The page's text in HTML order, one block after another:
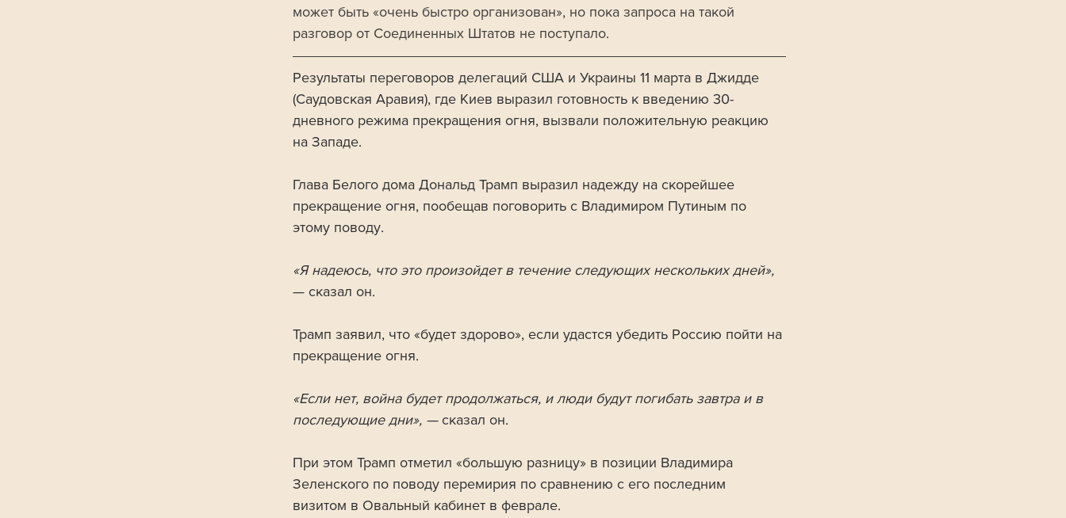
может быть «очень быстро организован», но пока запроса на такой
разговор от Соединенных Штатов не поступало.
Результаты переговоров делегаций США и Украины 11 марта в Джидде
(Саудовская Аравия), где Киев выразил готовность к введению 30-
дневного режима прекращения огня, вызвали положительную реакцию
на Западе.
Глава Белого дома Дональд Трамп выразил надежду на скорейшее
прекращение огня, пообещав поговорить с Владимиром Путиным по
этому поводу.
«Я надеюсь, что это произойдет в течение следующих нескольких дней»,
— сказал он.
Трамп заявил, что «будет здорово», если удастся убедить Россию пойти на
прекращение огня.
«Если нет, война будет продолжаться, и люди будут погибать завтра и в
последующие дни», — сказал он.
При этом Трамп отметил «большую разницу» в позиции Владимира
Зеленского по поводу перемирия по сравнению с его последним
визитом в Овальный кабинет в феврале.